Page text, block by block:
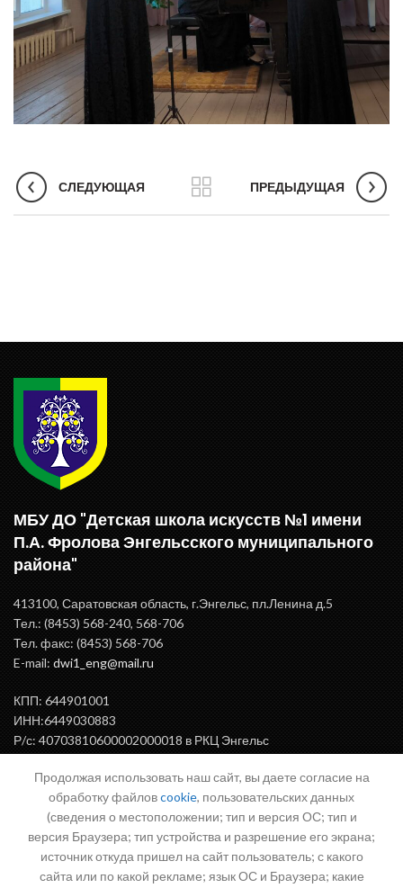
СЛЕДУЮЩАЯ ПРЕДЫДУЩАЯ
МБУ ДО "Детская школа искусств №1 имени
П.А. Фролова Энгельсского муниципального
района"
413100, Саратовская область, г.Энгельс, пл.Ленина д.5
Тел.: (8453) 568-240, 568-706
Тел. факс: (8453) 568-706
E-mail: dwi1_eng@mail.ru
КПП: 644901001
ИНН:6449030883
Р/с: 40703810600002000018 в РКЦ Энгельс
ВАЖНАЯ ИНФОРМАЦИЯ
Продолжая использовать наш сайт, вы даете согласие на
обработку файловcookie, пользовательских данных
(сведения о местоположении; тип и версия ОС; тип и
версия Браузера; тип устройства и разрешение его экрана;
источник откуда пришел на сайт пользователь; с какого
сайта или по какой рекламе; язык ОС и Браузера; какие